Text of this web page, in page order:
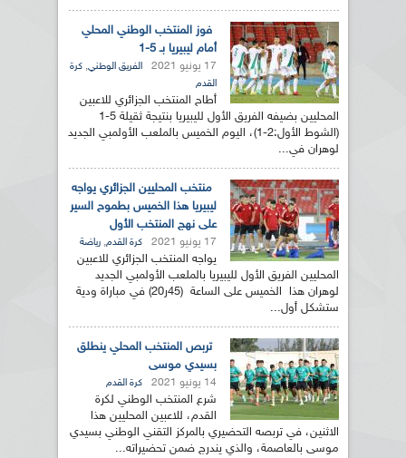
فوز المنتخب الوطني المحلي
أمام ليبيريا بـ 5-1
17 يونيو 2021 الفريق الوطني, كرة
القدم
أطاح المنتخب الجزائري للاعبين
المحليين بضيفه الفريق الأول لليبيريا بنتيجة ثقيلة 5-1
(الشوط الأول:2-1)، اليوم الخميس بالملعب الأولمبي الجديد
لوهران في...
منتخب المحليين الجزائري يواجه
ليبيريا هذا الخميس بطموح السير
على نهج المنتخب الأول
17 يونيو 2021 كرة القدم, رياضة
يواجه المنتخب الجزائري للاعبين
المحليين الفريق الأول لليبيريا بالملعب الأولمبي الجديد
لوهران هذا الخميس على الساعة (45ر20) في مباراة ودية
ستشكل أول...
تربص المنتخب المحلي ينطلق
بسيدي موسى
14 يونيو 2021 كرة القدم
شرع المنتخب الوطني لكرة
القدم، للاعبين المحليين هذا
الاثنين، في تربصه التحضيري بالمركز التقني الوطني بسيدي
موسى بالعاصمة، والذي يندرج ضمن تحضيراته...